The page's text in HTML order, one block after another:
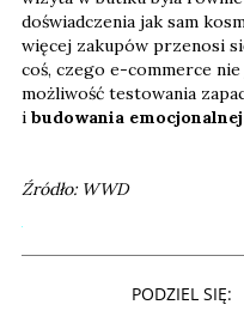
doświadczenia jak sam
więcej zakupów przenosi
coś, czego e-commerce
możliwość testowania
i budowania
Źródło: WWD
PODZIEL SIĘ: